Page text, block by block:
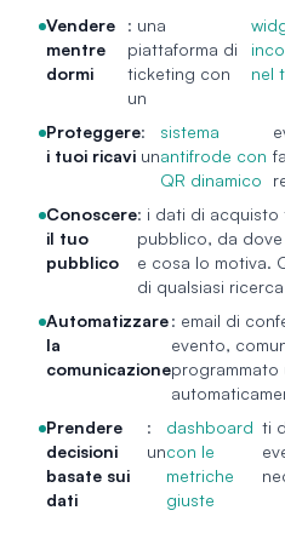
Vendere
mentre
dormi
: una
piattaforma di
ticketing con
un
nel
Proteggere
i tuoi ricavi
:
un
sistema
antifrode con
QR dinamico
Conoscere
il tuo
pubblico
: i dati di
pubblico, da
e cosa lo motiva.
di qualsiasi
Automatizzare
la
comunicazione
: email di
evento,
programmato
Prendere
decisioni
basate sui
dati
:
un
dashboard
con le
metriche
giuste
ti